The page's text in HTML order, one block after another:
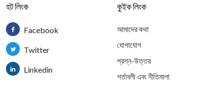
হট লিংক
Facebook
Twitter
Linkedin
কুইক লিংক
আমাদের কথা
যোগাযোগ
প্রশ্ন-উত্তর
শর্তাবলী এবং নীতিমালা